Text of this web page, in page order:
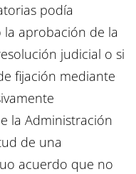
podía
aprobación de la
judicial o si
fijación mediante
la Administración
de una
acuerdo que no